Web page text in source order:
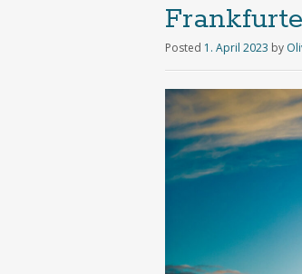
Posted 1. April 2023 by